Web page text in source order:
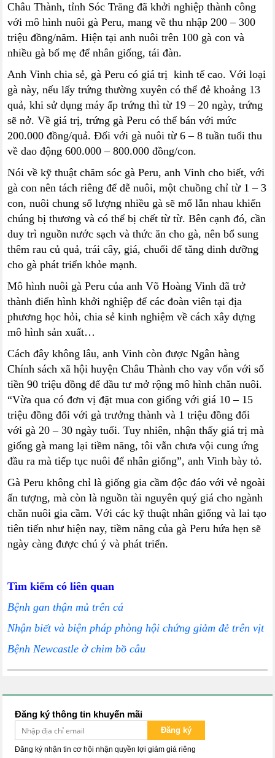
Châu Thành, tỉnh Sóc Trăng đã khởi nghiệp thành công
với mô hình nuôi gà Peru, mang về thu nhập 200 – 300
triệu đồng/năm. Hiện tại anh nuôi trên 100 gà con và
nhiều gà bố mẹ để nhân giống, tái đàn.
Anh Vinh chia sẻ, gà Peru có giá trị kinh tế cao. Với loại
gà này, nếu lấy trứng thường xuyên có thể đẻ khoảng 13
quả, khi sử dụng máy ấp trứng thì từ 19 – 20 ngày, trứng
sẽ nở. Về giá trị, trứng gà Peru có thể bán với mức
200.000 đồng/quả. Đối với gà nuôi từ 6 – 8 tuần tuổi thu
về dao động 600.000 – 800.000 đồng/con.
Nói về kỹ thuật chăm sóc gà Peru, anh Vinh cho biết, với
gà con nên tách riêng để dễ nuôi, một chuồng chỉ từ 1 – 3
con, nuôi chung số lượng nhiều gà sẽ mổ lẫn nhau khiến
chúng bị thương và có thể bị chết từ từ. Bên cạnh đó, cần
duy trì nguồn nước sạch và thức ăn cho gà, nên bổ sung
thêm rau củ quả, trái cây, giá, chuối để tăng dinh dưỡng
cho gà phát triển khỏe mạnh.
Mô hình nuôi gà Peru của anh Võ Hoàng Vinh đã trở
thành điển hình khởi nghiệp để các đoàn viên tại địa
phương học hỏi, chia sẻ kinh nghiệm về cách xây dựng
mô hình sản xuất…
Cách đây không lâu, anh Vinh còn được Ngân hàng
Chính sách xã hội huyện Châu Thành cho vay vốn với số
tiền 90 triệu đồng để đầu tư mở rộng mô hình chăn nuôi.
“Vừa qua có đơn vị đặt mua con giống với giá 10 – 15
triệu đồng đối với gà trưởng thành và 1 triệu đồng đối
với gà 20 – 30 ngày tuổi. Tuy nhiên, nhận thấy giá trị mà
giống gà mang lại tiềm năng, tôi vẫn chưa vội cung ứng
đầu ra mà tiếp tục nuôi để nhân giống”, anh Vinh bày tỏ.
Gà Peru không chỉ là giống gia cầm độc đáo với vẻ ngoài
ấn tượng, mà còn là nguồn tài nguyên quý giá cho ngành
chăn nuôi gia cầm. Với các kỹ thuật nhân giống và lai tạo
tiên tiến như hiện nay, tiềm năng của gà Peru hứa hẹn sẽ
ngày càng được chú ý và phát triển.
Tìm kiếm có liên quan
Bệnh gan thận mủ trên cá
Nhận biết và biện pháp phòng hội chứng giảm đẻ trên vịt
Bệnh Newcastle ở chim bồ câu
Đăng ký thông tin khuyến mãi
Đăng ký
Đăng ký nhận tin cơ hội nhận quyền lợi giảm giá riêng